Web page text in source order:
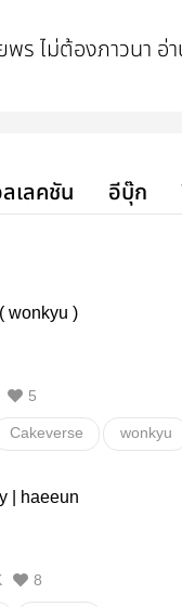
พร ไม่ต้องภาวนา
เลคชัน อีบุ๊ก
wonkyu )
5
Cakeverse wonkyu
| haeeun
8